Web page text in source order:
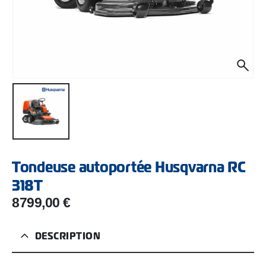
Tondeuse autoportée Husqvarna RC
318T
8799,00€
DESCRIPTION